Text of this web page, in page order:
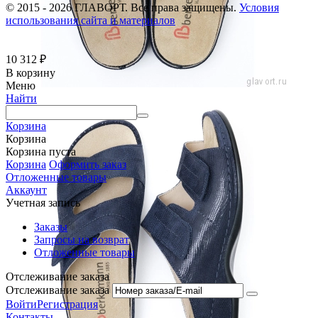
© 2015 - 2026 ГЛАВОРТ. Все права защищены. Условия
использования сайта и материалов
10 312 ₽
В корзину
Меню
Найти
Корзина
Корзина
Корзина пуста
Корзина Оформить заказ
Отложенные товары
Аккаунт
Учетная запись
Заказы
Запросы на возврат
Отложенные товары
Отслеживание заказа
Отслеживание заказа
ВойтиРегистрация